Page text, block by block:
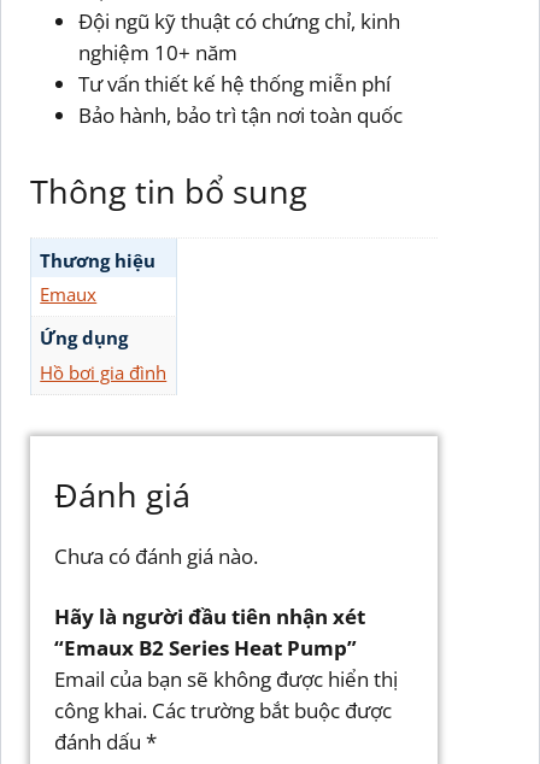
Đội ngũ kỹ thuật có chứng chỉ, kinh
nghiệm 10+ năm
Tư vấn thiết kế hệ thống miễn phí
Bảo hành, bảo trì tận nơi toàn quốc
Thông tin bổ sung
Thương hiệu
Emaux
Ứng dụng
Hồ bơi gia đình
Đánh giá
Chưa có đánh giá nào.
Hãy là người đầu tiên nhận xét
“Emaux B2 Series Heat Pump”
Email của bạn sẽ không được hiển thị
công khai. Các trường bắt buộc được
đánh dấu *